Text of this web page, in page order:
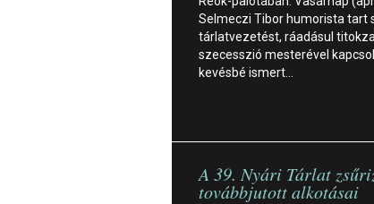
Selmeczi Tibor humorista tart
tárlatvezetést, ráadásul
szecesszió mesterével
kevésbé ismert…
A 39. Nyári Tárlat
továbbjutott alkotásai